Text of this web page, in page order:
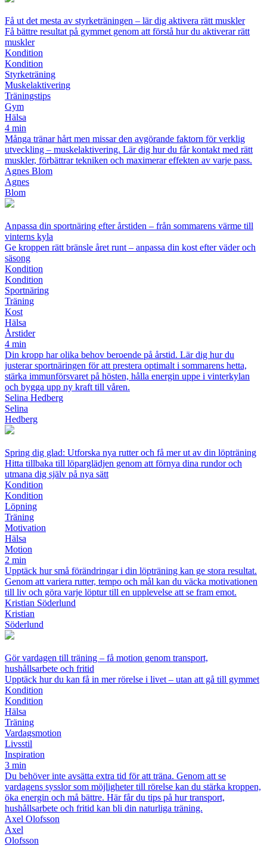
Få ut det mesta av styrketräningen – lär dig aktivera rätt muskler
Få bättre resultat på gymmet genom att förstå hur du aktiverar rätt
muskler
Kondition
Kondition
Styrketräning
Muskelaktivering
Träningstips
Gym
Hälsa
4 min
Många tränar hårt men missar den avgörande faktorn för verklig
utveckling – muskelaktivering. Lär dig hur du får kontakt med rätt
muskler, förbättrar tekniken och maximerar effekten av varje pass.
Agnes Blom
Agnes
Blom
Anpassa din sportnäring efter årstiden – från sommarens värme till
vinterns kyla
Ge kroppen rätt bränsle året runt – anpassa din kost efter väder och
säsong
Kondition
Kondition
Sportnäring
Träning
Kost
Hälsa
Årstider
4 min
Din kropp har olika behov beroende på årstid. Lär dig hur du
justerar sportnäringen för att prestera optimalt i sommarens hetta,
stärka immunförsvaret på hösten, hålla energin uppe i vinterkylan
och bygga upp ny kraft till våren.
Selina Hedberg
Selina
Hedberg
Spring dig glad: Utforska nya rutter och få mer ut av din löpträning
Hitta tillbaka till löparglädjen genom att förnya dina rundor och
utmana dig själv på nya sätt
Kondition
Kondition
Löpning
Träning
Motivation
Hälsa
Motion
2 min
Upptäck hur små förändringar i din löpträning kan ge stora resultat.
Genom att variera rutter, tempo och mål kan du väcka motivationen
till liv och göra varje löptur till en upplevelse att se fram emot.
Kristian Söderlund
Kristian
Söderlund
Gör vardagen till träning – få motion genom transport,
hushållsarbete och fritid
Upptäck hur du kan få in mer rörelse i livet – utan att gå till gymmet
Kondition
Kondition
Hälsa
Träning
Vardagsmotion
Livsstil
Inspiration
3 min
Du behöver inte avsätta extra tid för att träna. Genom att se
vardagens sysslor som möjligheter till rörelse kan du stärka kroppen,
öka energin och må bättre. Här får du tips på hur transport,
hushållsarbete och fritid kan bli din naturliga träning.
Axel Olofsson
Axel
Olofsson